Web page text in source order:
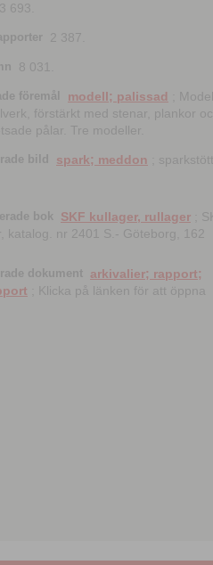
3 693.
2 387.
8 031.
föremål modell; palissad
;
förstärkt med stenar, plankor
pålar. Tre modeller.
bild spark; meddon ;
bok SKF kullager, rullager ;
katalog. nr 2401 S.- Göteborg, 162
dokument arkivalier; rapport;
; Klicka på länken för att öppna